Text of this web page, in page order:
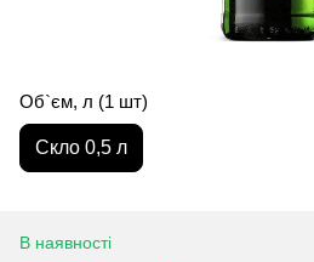
Об`єм, л (1 шт)
Скло 0,5 л
В наявності